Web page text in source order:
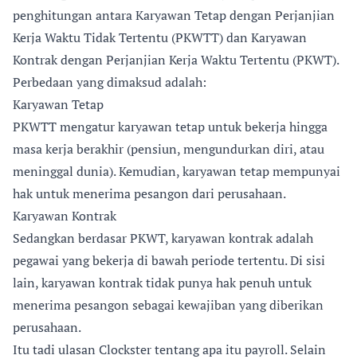
penghitungan antara Karyawan Tetap dengan Perjanjian
Kerja Waktu Tidak Tertentu (PKWTT) dan Karyawan
Kontrak dengan Perjanjian Kerja Waktu Tertentu (PKWT).
Perbedaan yang dimaksud adalah:
Karyawan Tetap
PKWTT mengatur karyawan tetap untuk bekerja hingga
masa kerja berakhir (pensiun, mengundurkan diri, atau
meninggal dunia). Kemudian, karyawan tetap mempunyai
hak untuk menerima pesangon dari perusahaan.
Karyawan Kontrak
Sedangkan berdasar PKWT, karyawan kontrak adalah
pegawai yang bekerja di bawah periode tertentu. Di sisi
lain, karyawan kontrak tidak punya hak penuh untuk
menerima pesangon sebagai kewajiban yang diberikan
perusahaan.
Itu tadi ulasan Clockster tentang apa itu payroll. Selain